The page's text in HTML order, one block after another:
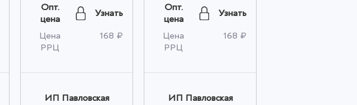
2м оптом
Опт.
цена
Узнать
Цена
РРЦ
168 ₽
ИП Павловская
прорезиненный, 2м
оптом
Опт.
цена
Узнать
Цена
РРЦ
168 ₽
ИП Павловская